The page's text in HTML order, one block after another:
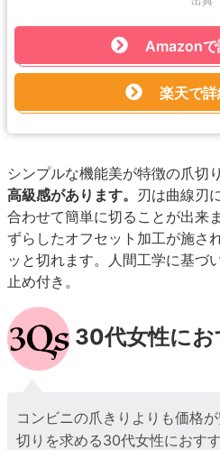
Amazonで
楽天で
シンプルな機能美が特徴の爪切
高級感があります。 刃は曲線刃
合わせて簡単に切ることが出来
ずらしたオフセット加工が施さ
ッと切れます。人間工学に基づ
止め付き。
30代女性に
コンビニの爪きりよりも価格
切りを求める30代女性におす